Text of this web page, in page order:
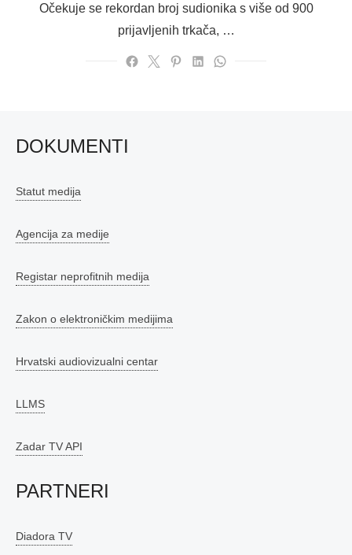
Očekuje se rekordan broj sudionika s više od 900
prijavljenih trkača, …
DOKUMENTI
Statut medija
Agencija za medije
Registar neprofitnih medija
Zakon o elektroničkim medijima
Hrvatski audiovizualni centar
LLMS
Zadar TV API
PARTNERI
Diadora TV